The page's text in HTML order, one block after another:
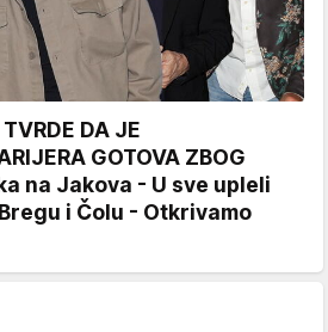
DA JE
GOTOVA ZBOG
na Jakova - U sve upleli
i Čolu - Otkrivamo